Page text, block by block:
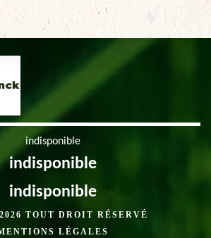
indisponible
indisponible
indisponible
TOUT DROIT RÉSERVÉ
LÉGALES